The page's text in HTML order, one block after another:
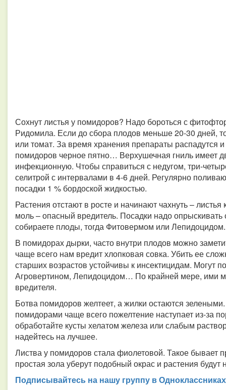
Сохнут листья у помидоров? Надо бороться с
Ридомила. Если до сбора плодов меньше 20-30 дней,
или томат. За время хранения препараты распадутся
помидоров черное пятно… Верхушечная гниль имеет
инфекционную. Чтобы справиться с недугом, три-
селитрой с интервалами в 4-6 дней. Регулярно
посадки 1 % бордоской жидкостью.
Растения отстают в росте и начинают чахнуть –
моль – опасный вредитель. Посадки надо
собираете плоды, тогда Фитовермом или Лепидоцидом.
В помидорах дырки, часто внутри плодов можно
чаще всего нам вредит хлопковая совка. Убить ее
старших возрастов устойчивы к инсектицидам. Могут
Агровертином, Лепидоцидом… По крайней мере, ими
вредителя.
Ботва помидоров желтеет, а жилки остаются
помидорами чаще всего пожелтение наступает из-за
обработайте кусты хелатом железа или слабым
надейтесь на лучшее.
Листва у помидоров стала фиолетовой. Такое
простая зола уберут подобный окрас и растения будут
Подписывайтесь на нашу группу в Одноклассниках